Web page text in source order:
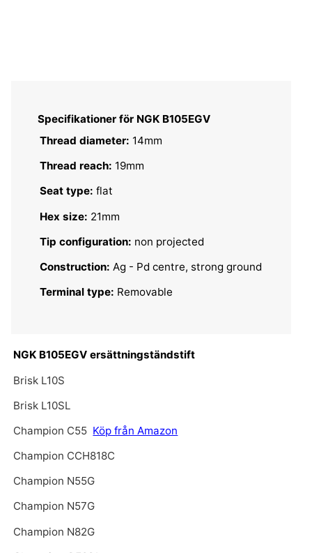
Specifikationer för NGK B105EGV
Thread diameter: 14mm
Thread reach: 19mm
Seat type: flat
Hex size: 21mm
Tip configuration: non projected
Construction: Ag - Pd centre, strong ground
Terminal type: Removable
NGK B105EGV ersättningständstift
Brisk L10S
Brisk L10SL
Champion C55 Köp från Amazon
Champion CCH818C
Champion N55G
Champion N57G
Champion N82G